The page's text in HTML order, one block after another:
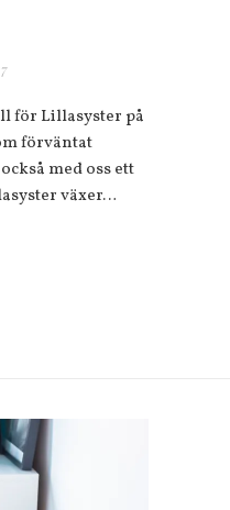
för Lillasyster på
förväntat
med oss ett
växer…